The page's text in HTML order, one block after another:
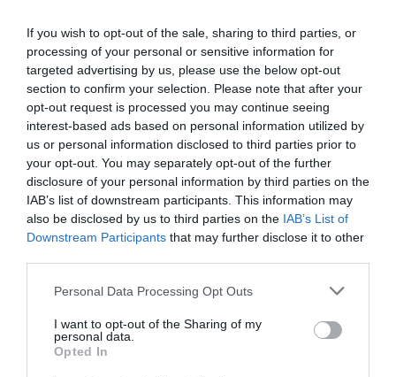
If you wish to opt-out of the sale, sharing to third parties, or
processing of your personal or sensitive information for
targeted advertising by us, please use the below opt-out
section to confirm your selection. Please note that after your
opt-out request is processed you may continue seeing
interest-based ads based on personal information utilized by
us or personal information disclosed to third parties prior to
your opt-out. You may separately opt-out of the further
disclosure of your personal information by third parties on the
IAB’s list of downstream participants. This information may
also be disclosed by us to third parties on the IAB’s List of
Downstream Participants that may further disclose it to other
Personal Data Processing Opt Outs
I want to opt-out of the Sharing of my
personal data.
Opted In
menús aniran maridats amb els vins d'un celler
baixempordanès diferent. Seran Clos d'Agon (Calonge),
Mas Oller (Torrent) i Mas Geli (Pals), en aquest ordre.
A més, també comptaran amb una copa de benvinguda
amb vins escumosos de Gramona, Llopart i Rovellats,
respectivament. Cada sopar tindrà un preu de 120€ per
persona.
Si voleu consultar els menús ho podeu
fer
http://www.cuinadelempordanet.com/sopars-
AfegeixTop Gironacom a font preferida de
Google de forma gratuïta.
Estigues informat amb les últimes notícies d'actualitat